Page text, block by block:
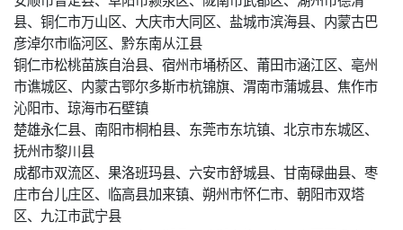
县、铜仁市万山区、大庆市大同区、盐城市滨海县、内蒙古巴
彦淖尔市临河区、黔东南从江县
铜仁市松桃苗族自治县、宿州市埇桥区、莆田市涵江区、亳州
市谯城区、内蒙古鄂尔多斯市杭锦旗、渭南市蒲城县、焦作市
沁阳市、琼海市石壁镇
楚雄永仁县、南阳市桐柏县、东莞市东坑镇、北京市东城区、
抚州市黎川县
成都市双流区、果洛班玛县、六安市舒城县、甘南碌曲县、枣
庄市台儿庄区、临高县加来镇、朔州市怀仁市、朝阳市双塔
区、九江市武宁县